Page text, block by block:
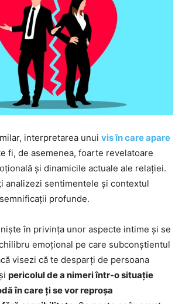
interpretarea unui vis în care apare
fi, de asemenea, foarte revelatoare
și dinamicile actuale ale relației.
analizezi sentimentele și contextul
profunde.
în privința unor aspecte intime și se
emoțional pe care subconștientul
visezi că te desparți de persoana
pericolul de a nimeri într-o situație
în care ți se vor reproșa